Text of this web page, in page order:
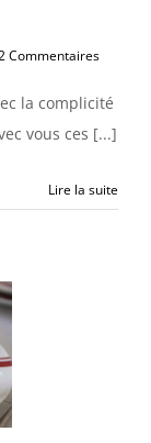
Commentaires
la complicité
vous ces [...]
Lire la suite